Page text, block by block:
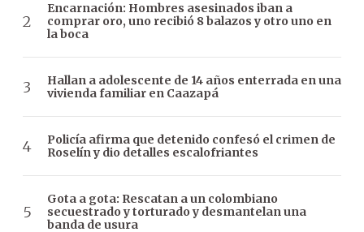
Encarnación: Hombres asesinados iban a
comprar oro, uno recibió 8 balazos y otro uno en
la boca
Hallan a adolescente de 14 años enterrada en una
vivienda familiar en Caazapá
Policía afirma que detenido confesó el crimen de
Roselín y dio detalles escalofriantes
Gota a gota: Rescatan a un colombiano
secuestrado y torturado y desmantelan una
banda de usura